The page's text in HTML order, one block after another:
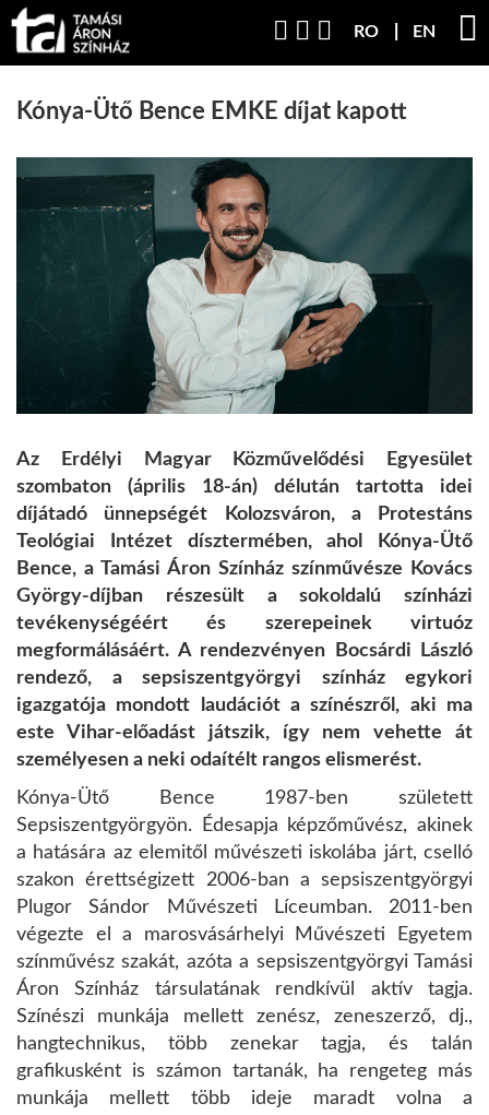
RO EN
Kónya-Ütő Bence EMKE díjat kapott
Az Erdélyi Magyar Közművelődési Egyesület
szombaton (április 18-án) délután tartotta idei
díjátadó ünnepségét Kolozsváron, a Protestáns
Teológiai Intézet dísztermében, ahol Kónya-Ütő
Bence, a Tamási Áron Színház színművésze Kovács
György-díjban részesült a sokoldalú színházi
tevékenységéért és szerepeinek virtuóz
megformálásáért. A rendezvényen Bocsárdi László
rendező, a sepsiszentgyörgyi színház egykori
igazgatója mondott laudációt a színészről, aki ma
este Vihar-előadást játszik, így nem vehette át
személyesen a neki odaítélt rangos elismerést.
Kónya-Ütő Bence 1987-ben született
Sepsiszentgyörgyön. Édesapja képzőművész, akinek
a hatására az elemitől művészeti iskolába járt, cselló
szakon érettségizett 2006-ban a sepsiszentgyörgyi
Plugor Sándor Művészeti Líceumban. 2011-ben
végezte el a marosvásárhelyi Művészeti Egyetem
színművész szakát, azóta a sepsiszentgyörgyi Tamási
Áron Színház társulatának rendkívül aktív tagja.
Színészi munkája mellett zenész, zeneszerző, dj.,
hangtechnikus, több zenekar tagja, és talán
grafikusként is számon tartanák, ha rengeteg más
munkája mellett több ideje maradt volna a